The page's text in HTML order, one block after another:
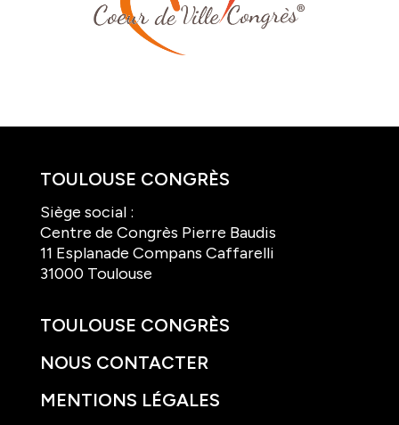
TOULOUSE CONGRÈS
Siège social :
Centre de Congrès Pierre Baudis
11 Esplanade Compans Caffarelli
31000 Toulouse
TOULOUSE CONGRÈS
NOUS CONTACTER
MENTIONS LÉGALES